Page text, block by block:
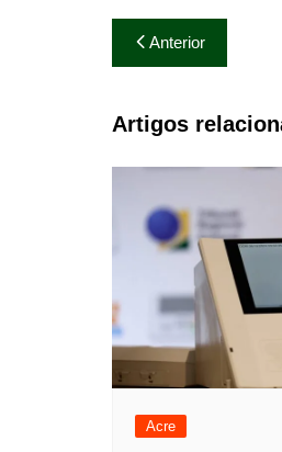
Navegação
de
Post
Anterior
Artigos
Acre